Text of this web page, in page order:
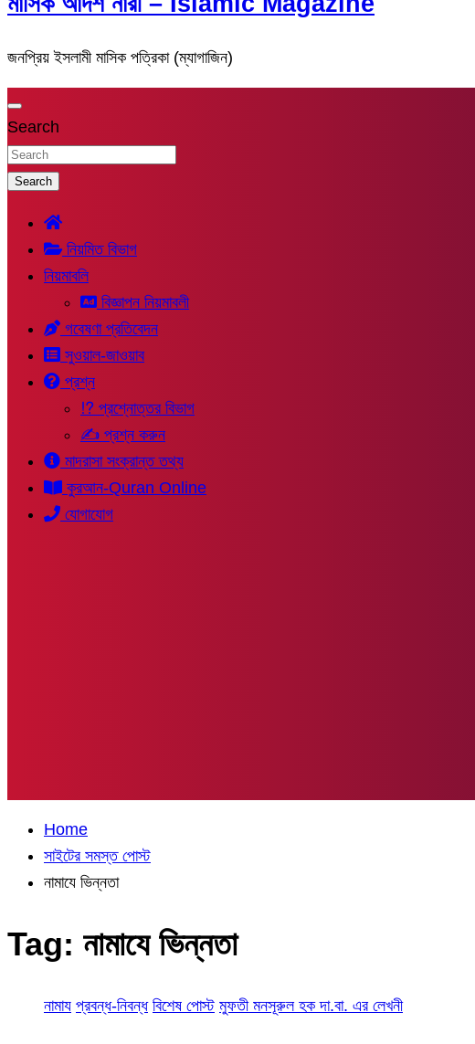
জনপ্রিয় ইসলামী মাসিক পত্রিকা (ম্যাগাজিন)
Search
Search
নিয়মিত বিভাগ
নিয়মাবলি
বিজ্ঞাপন নিয়মাবলী
গবেষণা প্রতিবেদন
সুওয়াল-জাওয়াব
প্রশ্ন
⁉ প্রশ্নোত্তর বিভাগ
✍ প্রশ্ন করুন
মাদরাসা সংক্রান্ত তথ্য
কুরআন-Quran Online
যোগাযোগ
Home
সাইটের সমস্ত পোস্ট
নামাযে ভিন্নতা
Tag: নামাযে ভিন্নতা
নামায প্রবন্ধ-নিবন্ধ বিশেষ পোস্ট মুফতী মনসূরুল হক দা.বা. এর লেখনী